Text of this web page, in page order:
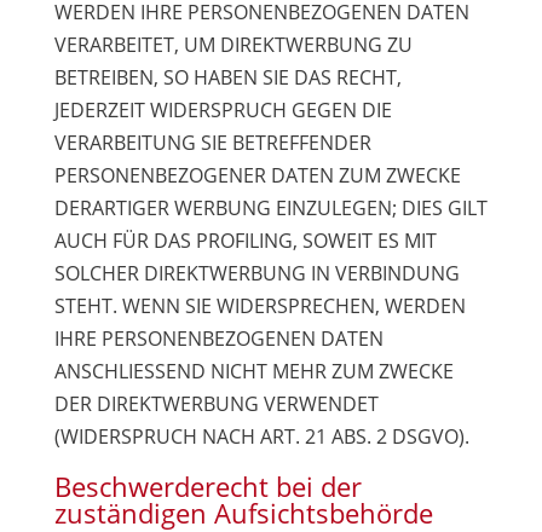
WERDEN IHRE PERSONENBEZOGENEN DATEN
VERARBEITET, UM DIREKTWERBUNG ZU
BETREIBEN, SO HABEN SIE DAS RECHT,
JEDERZEIT WIDERSPRUCH GEGEN DIE
VERARBEITUNG SIE BETREFFENDER
PERSONENBEZOGENER DATEN ZUM ZWECKE
DERARTIGER WERBUNG EINZULEGEN; DIES GILT
AUCH FÜR DAS PROFILING, SOWEIT ES MIT
SOLCHER DIREKTWERBUNG IN VERBINDUNG
STEHT. WENN SIE WIDERSPRECHEN, WERDEN
IHRE PERSONENBEZOGENEN DATEN
ANSCHLIESSEND NICHT MEHR ZUM ZWECKE
DER DIREKTWERBUNG VERWENDET
(WIDERSPRUCH NACH ART. 21 ABS. 2 DSGVO).
Beschwerde­recht bei der
zuständigen Aufsichts­behörde